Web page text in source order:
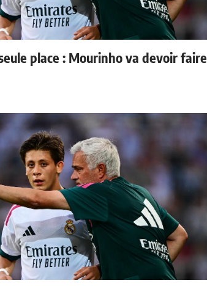
place : Mourinho va devoir faire